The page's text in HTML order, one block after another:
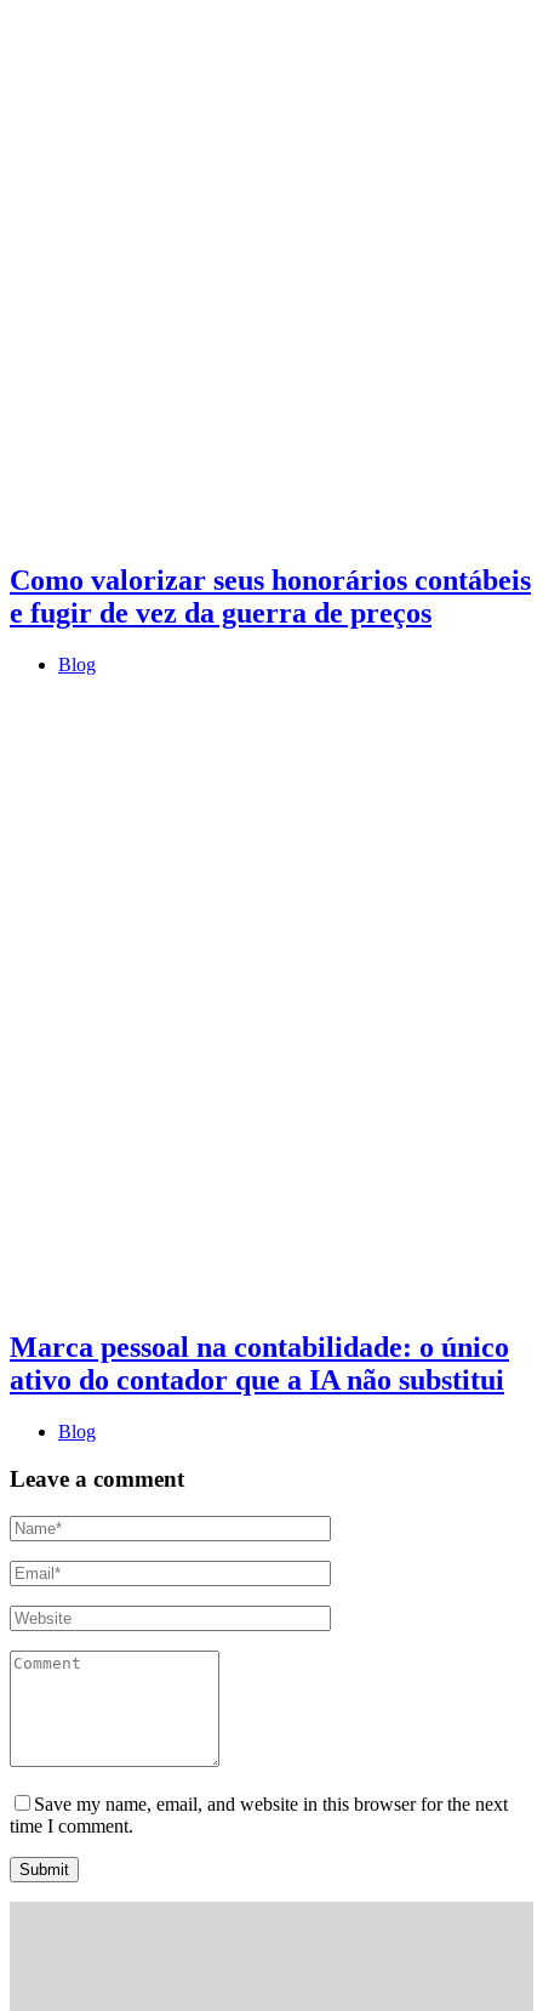
Como valorizar seus honorários contábeis
e fugir de vez da guerra de preços
Blog
Marca pessoal na contabilidade: o único
ativo do contador que a IA não substitui
Blog
Leave a comment
Save my name, email, and website in this browser for the next
time I comment.